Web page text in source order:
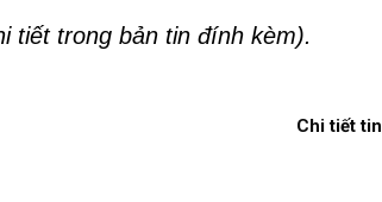
tiết trong bản tin đính kèm).
Chi tiết tin